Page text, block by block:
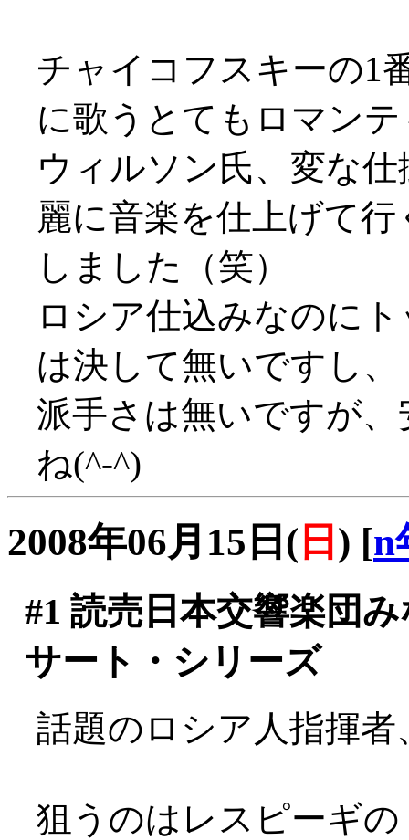
チャイコフスキーの1
に歌うとてもロマン
ウィルソン氏、変な
麗に音楽を仕上げて
しました（笑）
ロシア仕込みなのに
は決して無いですし、
派手さは無いですが
ね(^-^)
2008年06月15日( 日 ) [n
#1 読売日本交響楽団
サート・シリーズ
話題のロシア人指揮
狙うのはレスピーギ